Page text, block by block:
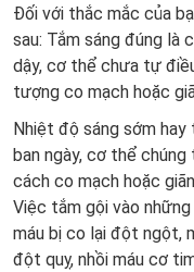
Đối với thắc mắc của
sau: Tắm sáng đúng là
dậy, cơ thể chưa tự
tượng co mạch hoặc
Nhiệt độ sáng sớm
ban ngày, cơ thể
cách co mạch hoặc
Việc tắm gội vào
máu bị co lại đột ngột,
đột quỵ, nhồi máu cơ